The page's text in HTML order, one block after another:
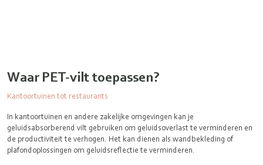
Waar PET-vilt toepassen?
Kantoortuinen tot restaurants
In kantoortuinen en andere zakelijke omgevingen kan je
geluidsabsorberend vilt gebruiken om geluidsoverlast te verminderen en
de productiviteit te verhogen. Het kan dienen als wandbekleding of
plafondoplossingen om geluidsreflectie te verminderen.